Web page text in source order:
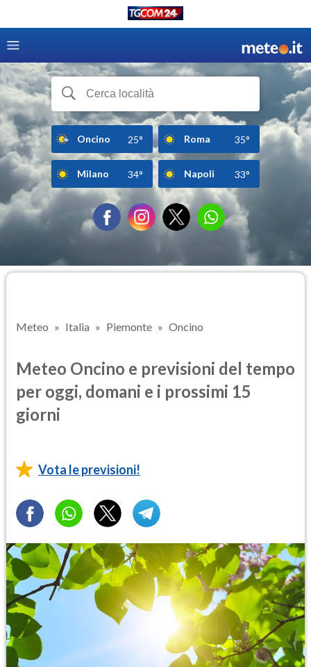
Oncino 25° Roma 35°
Milano 34° Napoli 33°
Meteo Italia Piemonte Oncino
Meteo Oncino e previsioni del tempo
per oggi, domani e i prossimi 15
giorni
Vota le previsioni!